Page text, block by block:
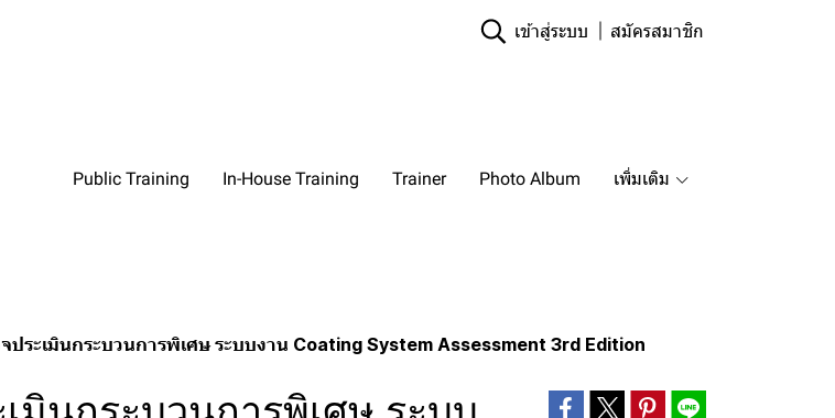
เข้าสู่ระบบ สมัครสมาชิก
Public Training In-House Training Trainer Photo Album เพิ่มเติม
ประเมินกระบวนการพิเศษ ระบบงาน Coating System Assessment 3rd Edition